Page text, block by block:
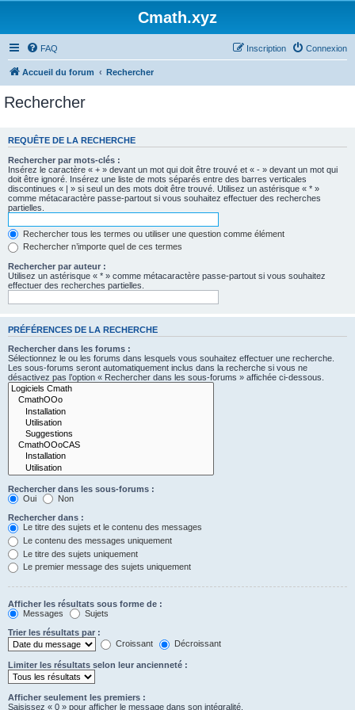
Cmath.xyz
FAQ Connexion
Inscription
Accueil du forum Rechercher
Rechercher
REQUÊTE DE LA RECHERCHE
Rechercher par mots-clés :
Insérez le caractère « + » devant un mot qui doit être trouvé et « - » devant un mot qui
doit être ignoré. Insérez une liste de mots séparés entre des barres verticales
discontinues « | » si seul un des mots doit être trouvé. Utilisez un astérisque « * »
comme métacaractère passe-partout si vous souhaitez effectuer des recherches
partielles.
Rechercher tous les termes ou utiliser une question comme élément
Rechercher n’importe quel de ces termes
Rechercher par auteur :
Utilisez un astérisque « * » comme métacaractère passe-partout si vous souhaitez
effectuer des recherches partielles.
PRÉFÉRENCES DE LA RECHERCHE
Rechercher dans les forums :
Sélectionnez le ou les forums dans lesquels vous souhaitez effectuer une recherche.
Les sous-forums seront automatiquement inclus dans la recherche si vous ne
désactivez pas l’option « Rechercher dans les sous-forums » affichée ci-dessous.
Rechercher dans les sous-forums :
Oui
Non
Rechercher dans :
Le titre des sujets et le contenu des messages
Le contenu des messages uniquement
Le titre des sujets uniquement
Le premier message des sujets uniquement
Afficher les résultats sous forme de :
Messages
Sujets
Trier les résultats par :
Croissant
Décroissant
Limiter les résultats selon leur ancienneté :
Afficher seulement les premiers :
Saisissez « 0 » pour afficher le message dans son intégralité.